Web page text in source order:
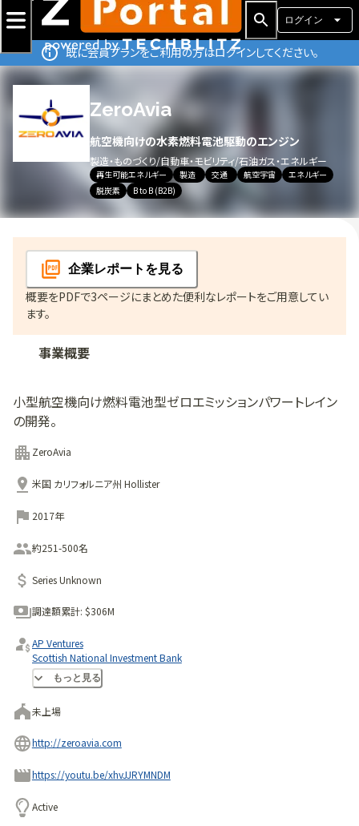
ログイン
既に会員プランをご利用の方はログインしてください。
ZeroAvia
航空機向けの水素燃料電池駆動のエンジン
製造・ものづくり/自動車・モビリティ/石油ガス・エネルギー
再生可能エネルギー 製造 交通 航空宇宙
エネルギー
脱炭素
B to B (B2B)
企業レポート を見る
概要をPDFで3ページにまとめた便利なレポートをご用意してい
ます。
事業概要
小型航空機向け燃料電池型ゼロエミッションパワートレイン
の開発。
ZeroAvia
米国 カリフォルニア州 Hollister
2017年
約251-500名
Series Unknown
調達額累計: $306M
AP Ventures
Scottish National Investment Bank
Ecosystem Integrity Fund
もっと見る
未上場
http://zeroavia.com
https://youtu.be/xhvJJRYMNDM
Active